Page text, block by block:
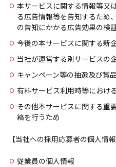
本サービスに関する情報等又
る広告情報等を告知するため
の告知にかかる広告効果の検
今後の本サービスに関する新
当社が運営する別サービスの
キャンペーン等の抽選及び賞
有料サービス利用時等におけ
その他本サービスに関する重
絡を行うため
【当社への採用応募者の個人情報
従業員の個人情報